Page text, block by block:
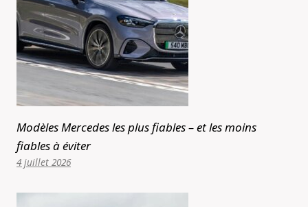
Modèles Mercedes les plus fiables – et les moins
fiables à éviter
4 juillet 2026